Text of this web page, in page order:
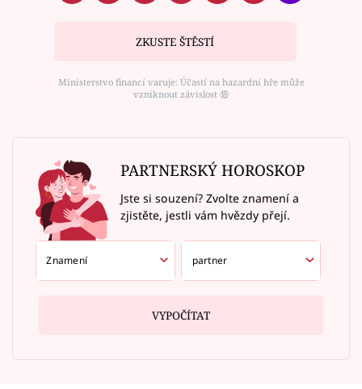
ZKUSTE ŠTĚSTÍ
Ministerstvo financí varuje: Účastí na hazardní hře může
vzniknout závislost ⑱
PARTNERSKÝ HOROSKOP
Jste si souzení? Zvolte znamení a
zjistěte, jestli vám hvězdy přejí.
VYPOČÍTAT